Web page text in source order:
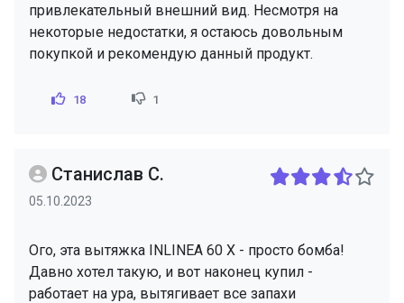
привлекательный внешний вид. Несмотря на
некоторые недостатки, я остаюсь довольным
покупкой и рекомендую данный продукт.
18 1
Станислав С.
05.10.2023
Ого, эта вытяжка INLINEA 60 X - просто бомба!
Давно хотел такую, и вот наконец купил -
работает на ура, вытягивает все запахи